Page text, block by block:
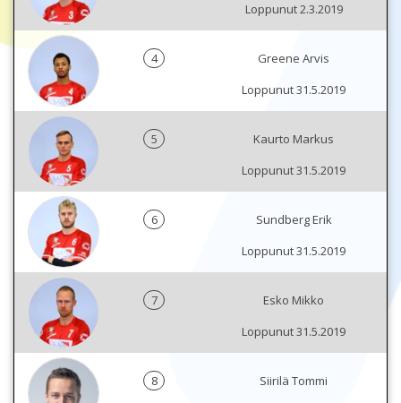
Loppunut 2.3.2019
4
Greene Arvis
Loppunut 31.5.2019
5
Kaurto Markus
Loppunut 31.5.2019
6
Sundberg Erik
Loppunut 31.5.2019
7
Esko Mikko
Loppunut 31.5.2019
8
Siirilä Tommi